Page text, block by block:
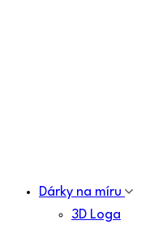
Dárky na míru
3D Loga